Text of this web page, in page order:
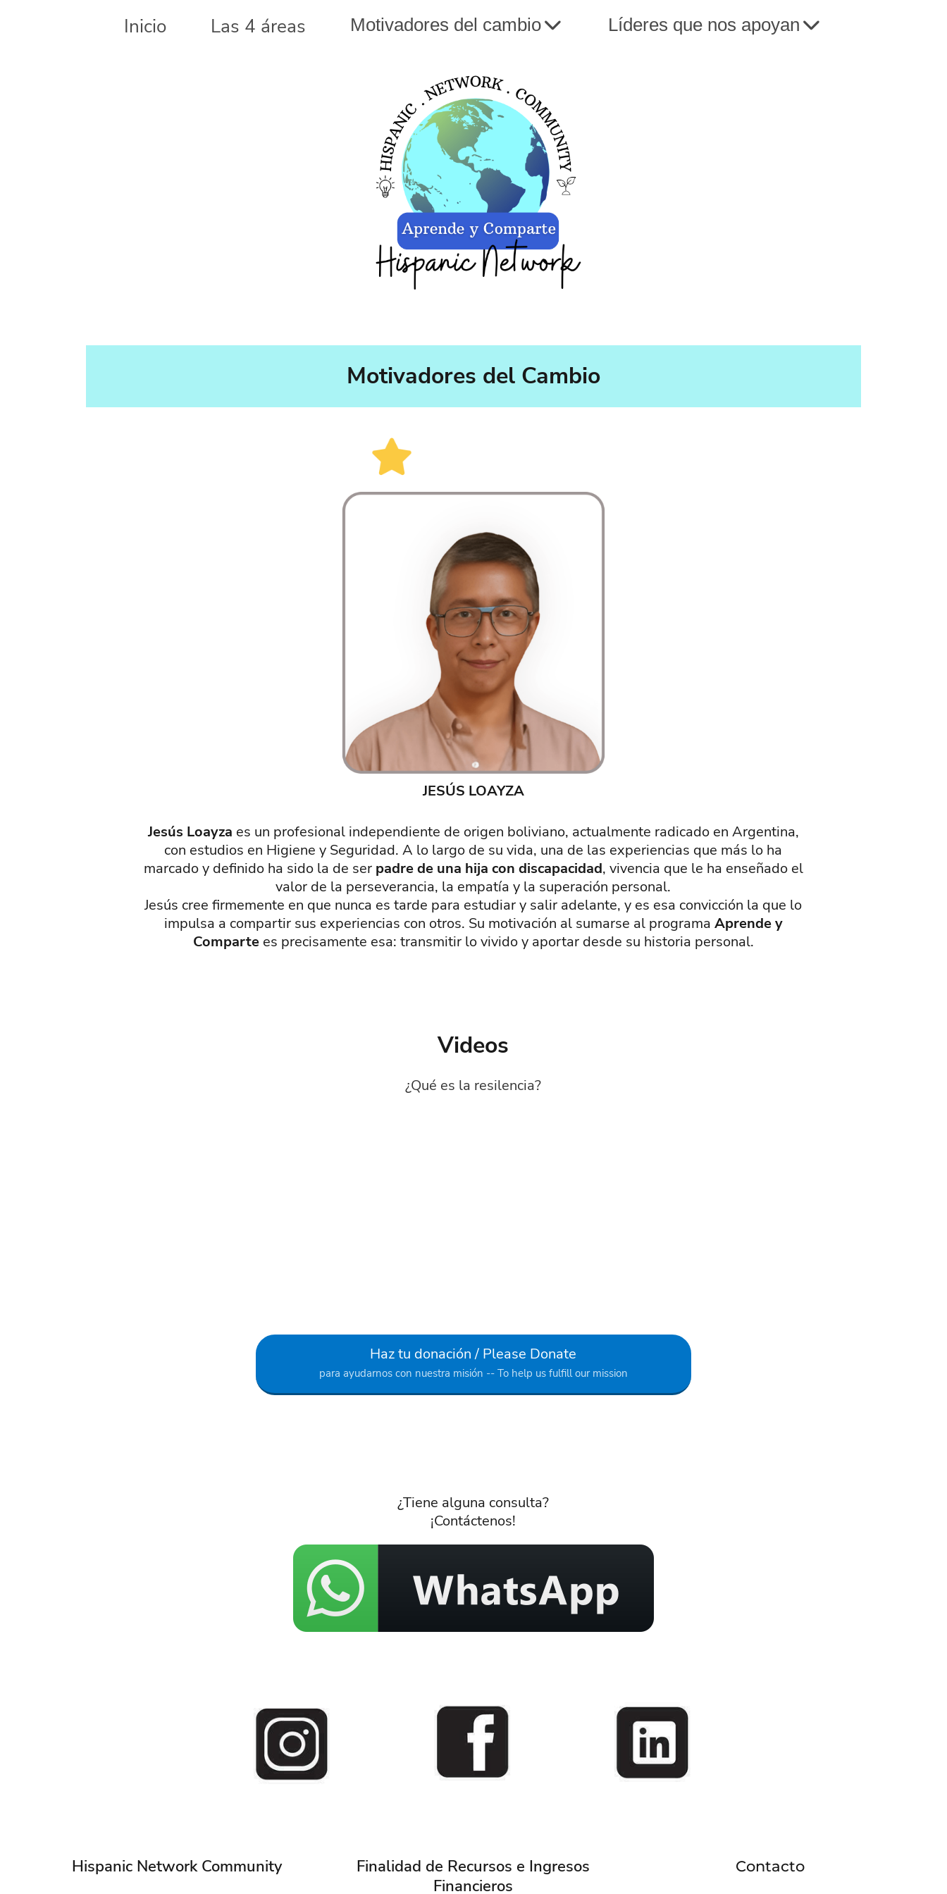
Inicio Las 4 áreas Motivadores del cambio Líderes que nos apoyan
Motivadores del Cambio
JESÚS LOAYZA
Jesús Loayza es un profesional independiente de origen boliviano, actualmente radicado en Argentina,
con estudios en Higiene y Seguridad. A lo largo de su vida, una de las experiencias que más lo ha
marcado y definido ha sido la de ser padre de una hija con discapacidad, vivencia que le ha enseñado el
valor de la perseverancia, la empatía y la superación personal.
Jesús cree firmemente en que nunca es tarde para estudiar y salir adelante, y es esa convicción la que lo
impulsa a compartir sus experiencias con otros. Su motivación al sumarse al programa Aprende y
Compartees precisamente esa: transmitir lo vivido y aportar desde su historia personal.
Videos
¿Qué es la resilencia?
Haz tu donación / Please Donate
para ayudarnos con nuestra misión -- To help us fulfill our mission
¿Tiene alguna consulta?
¡Contáctenos!
Hispanic Network Community
Finalidad de Recursos e Ingresos
Financieros
Contacto